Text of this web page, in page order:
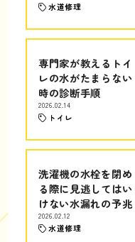
水道修理
専門家が教えるトイ
レの水がたまらない
時の診断手順
2026.02.14
トイレ
洗濯機の水栓を閉め
る際に見逃してはい
けない水漏れの予兆
2026.02.12
水道修理